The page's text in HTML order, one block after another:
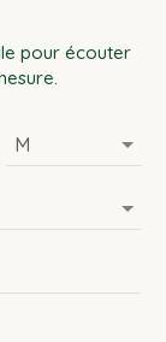
pour écouter